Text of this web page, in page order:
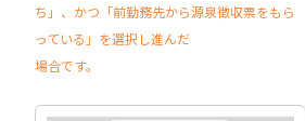
ち」、かつ「前勤務先から源泉徴収票をもら
っている」を選択し進んだ
場合です。